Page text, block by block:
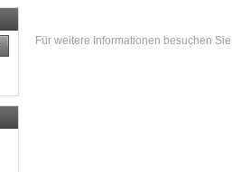
Für weitere Informationen besuchen